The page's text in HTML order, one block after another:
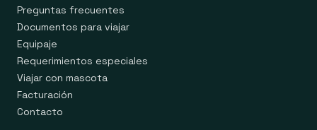
Preguntas frecuentes
Documentos para viajar
Equipaje
Requerimientos especiales
Viajar con mascota
Facturación
Contacto